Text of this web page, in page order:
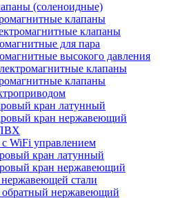
(соленоидные)
клапаны
клапаны
для пара
высокого давления
клапаны
клапаны
кран латунный
кран нержавеющий
WiFi управлением
кран латунный
кран нержавеющий
стали
обратный нержавеющий